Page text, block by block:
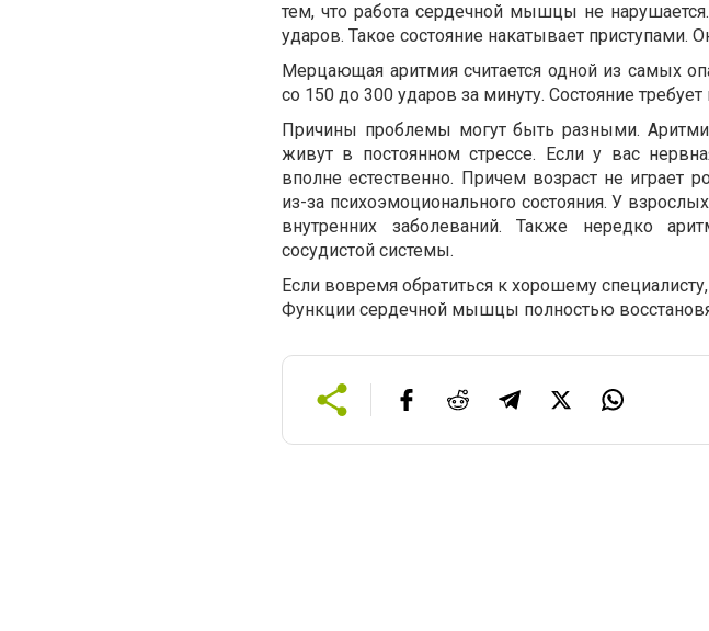
тем, что работа сердечной мышцы не
ударов. Такое состояние накатывает приступами.
Мерцающая аритмия считается одной из самых
со 150 до 300 ударов за минуту. Состояние
Причины проблемы могут быть разными.
живут в постоянном стрессе. Если у вас
вполне естественно. Причем возраст не играет
из-за психоэмоционального состояния. У
внутренних заболеваний. Также нередко
сосудистой системы.
Если вовремя обратиться к хорошему
Функции сердечной мышцы полностью